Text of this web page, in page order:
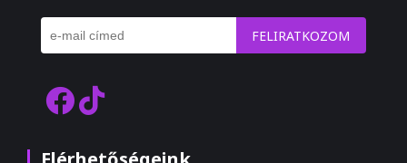
FELIRATKOZOM